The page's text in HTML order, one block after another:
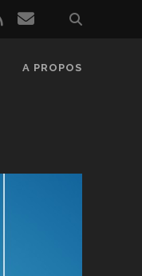
rss email
A PROPOS